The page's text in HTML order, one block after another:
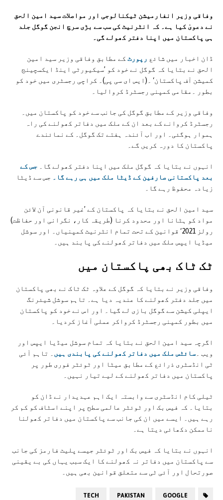
وفاقی وزیر انفارمیشن ٹیکنالوجی اور مواصلات سید امین الحق
نے دعویٰ کیا ہے۔ کہ انٹرنیٹ کی سب سے بڑی سرچ انجن گوگل جلد
ہی پاکستان میں اپنا دفتر کھولے گی۔
ڈان اخبار میں شائع رپورٹ کے مطابق وفاقی وزیر سید امین
الحق نے بتایا کہ گوگل نے خود کو ’سیکیورٹی اینڈ ایکسچینج
کمیشن آف پاکستان‘ ۔(ایس ای سی پی)۔ کراچی رجسٹری میں خود کو
بطور ۔مقامی کمپنی رجسٹرڈ کروالیا۔
وفاقی وزیر کے مطابق گوگل کی جانب سے خود کو پاکستان میں۔
رجسٹرڈ کروانے کے بعد ان کے ملک میں دفاتر کھولنے کی راہ
ہموار ہوگئی۔ اور اب آئندہ ہفتے تک گوگل۔ کے نمائندے
پاکستان کا دورہ کریں گے۔
انہوں نے بتایا کہ گوگل ملک میں اپنا دفتر کھولے گا۔ جس کے
بعد پاکستانی صارفین کے ڈیٹا ملک میں ہی رہے گا۔ جس سے ڈیٹا
زیادہ محفوظ رہے گا۔
سید امین الحق نے بتایا کہ پاکستان کے ’غیر قانونی آن لائن
مواد کو ہٹانا اور محدود کرنا (طریقہ کار، نگرانی اور حفاظت)
رولز 2021‘ قوانین کے تحت تمام انٹرنیٹ کمپنیاں۔ اور سوشل
میڈیا ایپس ملک میں دفاتر کھولنے کی پابند ہیں۔
ٹک ٹاک بھی پاکستان ميں
وفاقی وزیر نے بتایا کہ گوگل کے علاوہ ٹک ٹاک نے بھی پاکستان
میں جلد دفتر کھولنے کا عندیہ دیا ہے۔ تاہم سوشل شیئرنگ
ایپلی کیشن سے گوگل بازی لے گیا۔ اور اس نے خود کو پاکستان
میں بطور کمپنی رجسٹرڈ کرواکر عملی آغاز کردیا۔
اگرچہ سید امین الحق نے بتایا کہ تمام سوشل میڈیا ایپس اور
ویب ۔ سائٹس ملک میں دفاتر کھولنے کی پابندی ہیں ۔ تاہم آئی
ٹی انڈسٹری ذرائع کے مطابق میٹا اور ٹوئٹر فوری طور پر
پاکستان میں دفاتر کھولنے کے لیے تیار نہیں۔
ٹیلی کام انڈسٹری سے وابستہ ایک اہم عہدیدار نے ڈان کو
بتایا۔ کہ فیس بک اور ٹوئٹر عالمی سطح پر اپنے اسٹاف کو کم کر
رہے ہیں۔ ایسے میں ان کی جانب سے پاکستان میں دفاتر کھولنا
ناممکن دکھائی دیتا ہے۔
انہوں نے بتایا کہ فیس بک اور ٹوئٹر جیسے پلیٹ فارمز کی جانب
سے پاکستان میں دفاتر نہ کھولنے کا ایک سبب یہاں کی بے یقینی
صورتحال اور آئی ٹی سے متعلق قوانین بھی ہیں۔
GOOGLE
PAKISTAN
TECH